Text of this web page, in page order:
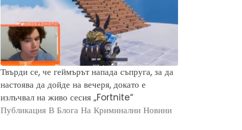
Твърди се, че геймърът напада съпруга, за да
настоява да дойде на вечеря, докато е
излъчвал на живо сесия „Fortnite“
Публикация В Блога На Криминални Новини